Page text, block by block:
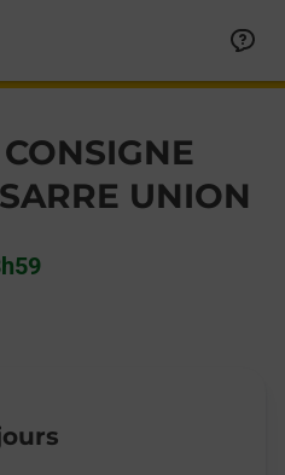
CONSIGNE
UNION